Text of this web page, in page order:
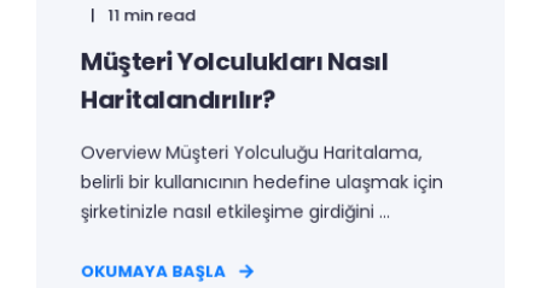
11 min read
Müşteri Yolculukları Nasıl
Haritalandırılır?
Overview Müşteri Yolculuğu Haritalama,
belirli bir kullanıcının hedefine ulaşmak için
şirketinizle nasıl etkileşime girdiğini ...
OKUMAYA BAŞLA